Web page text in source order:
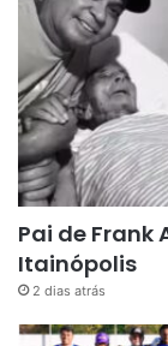
Pai de Frank
Itainópolis
2 dias atrás